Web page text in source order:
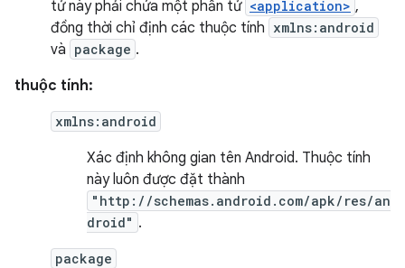
tử này phải chứa một phần tử <application> ,
đồng thời chỉ định các thuộc tính xmlns:android
và package .
thuộc tính:
xmlns:android
Xác định không gian tên Android. Thuộc tính
này luôn được đặt thành
"http://schemas.android.com/apk/res/an
droid" .
package